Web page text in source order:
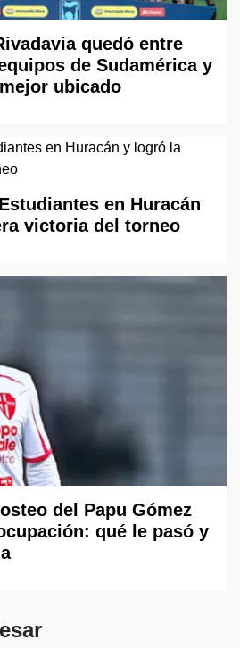
quedó entre
de Sudamérica y
ubicado
en Huracán
victoria del torneo
del Papu Gómez
qué le pasó y